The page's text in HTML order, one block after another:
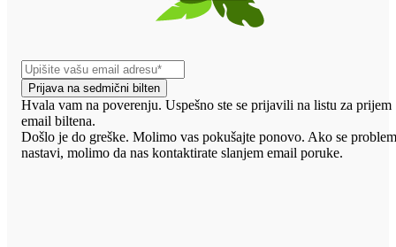
Prijava na sedmični bilten
Hvala vam na poverenju. Uspešno ste se prijavili na listu za prijem
email biltena.
Došlo je do greške. Molimo vas pokušajte ponovo. Ako se
nastavi, molimo da nas kontaktirate slanjem email poruke.